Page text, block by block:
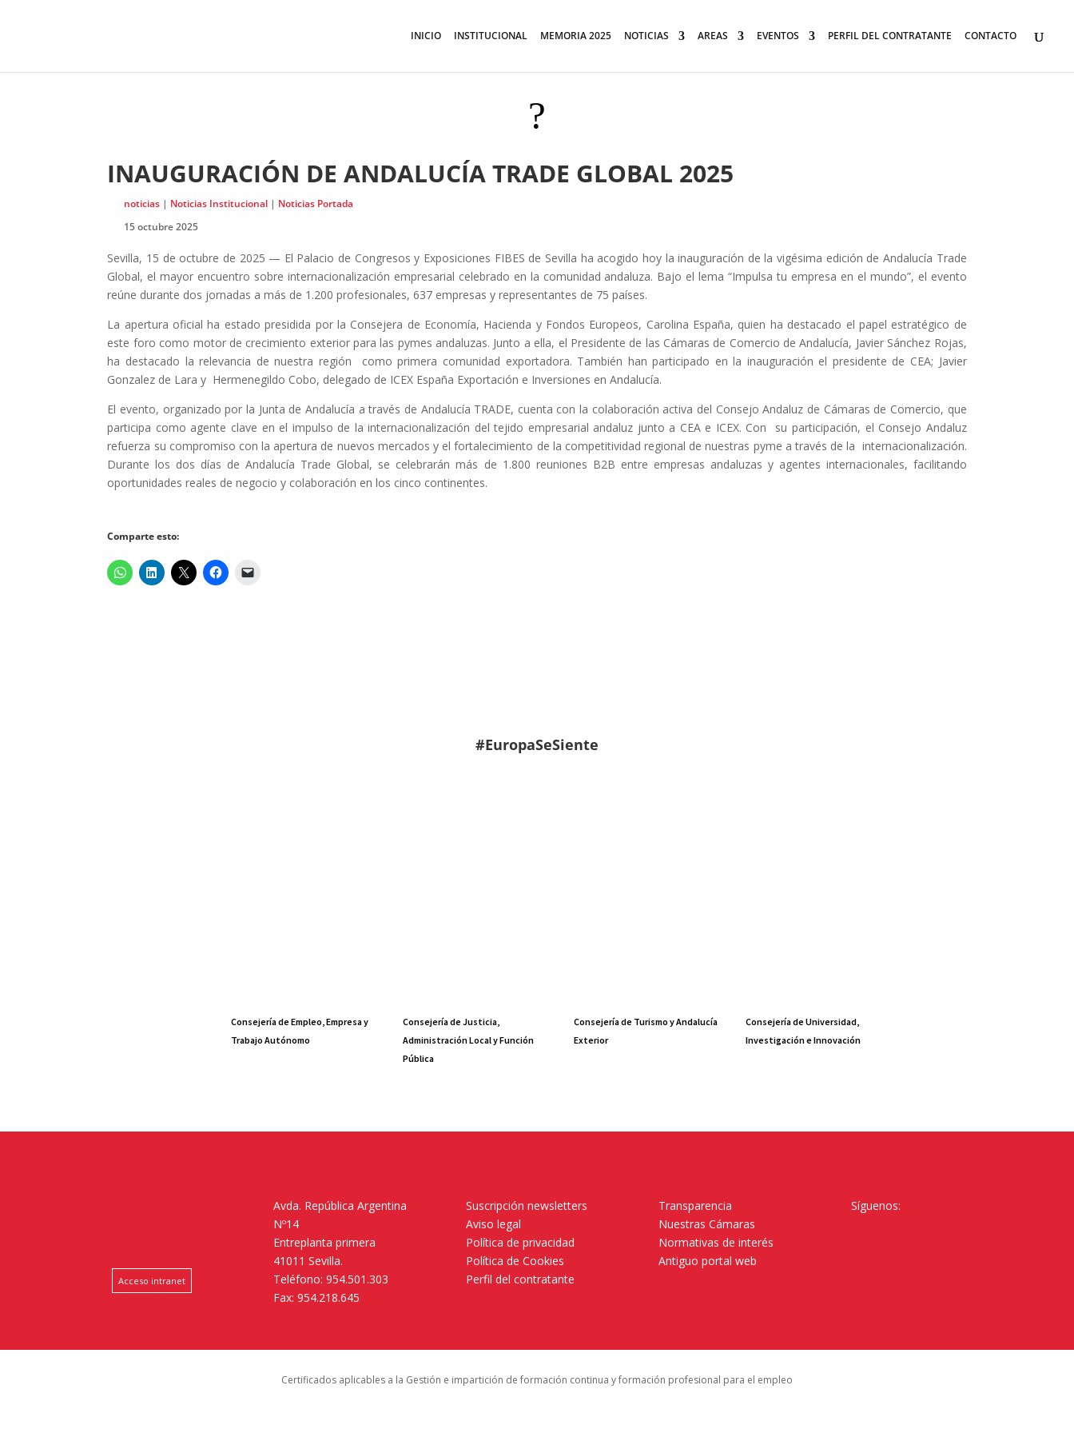
INICIO INSTITUCIONAL MEMORIA 2025 NOTICIAS AREAS EVENTOS PERFIL DEL CONTRATANTE CONTACTO
?
INAUGURACIÓN DE ANDALUCÍA TRADE GLOBAL 2025
noticias| Noticias Institucional| Noticias Portada
15 octubre 2025
Sevilla, 15 de octubre de 2025 — El Palacio de Congresos y Exposiciones FIBES de Sevilla ha acogido hoy la inauguración de la vigésima edición de Andalucía Trade
Global, el mayor encuentro sobre internacionalización empresarial celebrado en la comunidad andaluza. Bajo el lema “Impulsa tu empresa en el mundo”, el evento
reúne durante dos jornadas a más de 1.200 profesionales, 637 empresas y representantes de 75 países.
La apertura oficial ha estado presidida por la Consejera de Economía, Hacienda y Fondos Europeos, Carolina España, quien ha destacado el papel estratégico de
este foro como motor de crecimiento exterior para las pymes andaluzas. Junto a ella, el Presidente de las Cámaras de Comercio de Andalucía, Javier Sánchez Rojas,
ha destacado la relevancia de nuestra región como primera comunidad exportadora. También han participado en la inauguración el presidente de CEA; Javier
Gonzalez de Lara y Hermenegildo Cobo, delegado de ICEX España Exportación e Inversiones en Andalucía.
El evento, organizado por la Junta de Andalucía a través de Andalucía TRADE, cuenta con la colaboración activa del Consejo Andaluz de Cámaras de Comercio, que
participa como agente clave en el impulso de la internacionalización del tejido empresarial andaluz junto a CEA e ICEX. Con su participación, el Consejo Andaluz
refuerza su compromiso con la apertura de nuevos mercados y el fortalecimiento de la competitividad regional de nuestras pyme a través de la internacionalización.
Durante los dos días de Andalucía Trade Global, se celebrarán más de 1.800 reuniones B2B entre empresas andaluzas y agentes internacionales, facilitando
oportunidades reales de negocio y colaboración en los cinco continentes.
Comparte esto:
#EuropaSeSiente
Consejería de Empleo, Empresa y
Trabajo Autónomo
Consejería de Justicia,
Administración Local y Función
Pública
Consejería de Turismo y Andalucía
Exterior
Consejería de Universidad,
Investigación e Innovación
Acceso intranet
Avda. República Argentina
Nº14
Entreplanta primera
41011 Sevilla.
Teléfono: 954.501.303
Fax: 954.218.645
Suscripción newsletters
Aviso legal
Política de privacidad
Política de Cookies
Perfil del contratante
Transparencia
Nuestras Cámaras
Normativas de interés
Antiguo portal web
Síguenos:
Certificados aplicables a la Gestión e impartición de formación continua y formación profesional para el empleo